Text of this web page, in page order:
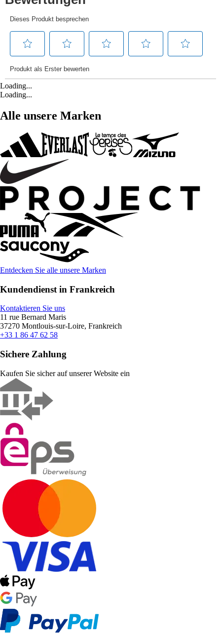
Loading...
Loading...
Alle unsere Marken
Entdecken Sie alle unsere Marken
Kundendienst in Frankreich
Kontaktieren Sie uns
11 rue Bernard Maris
37270 Montlouis-sur-Loire, Frankreich
+33 1 86 47 62 58
Sichere Zahlung
Kaufen Sie sicher auf unserer Website ein